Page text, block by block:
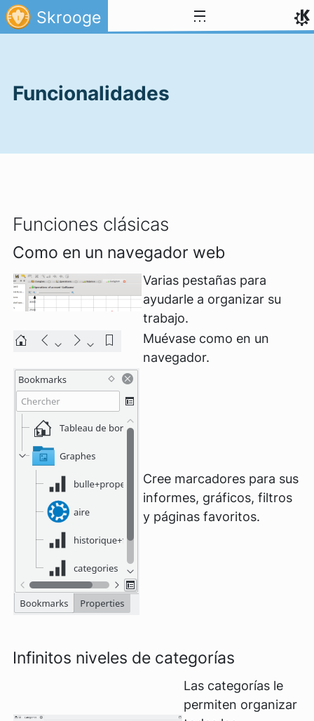
Ir al contenido
Skrooge
Funcionalidades
Funciones clásicas
Como en un navegador web
Varias pestañas para
ayudarle a organizar su
trabajo.
Muévase como en un
navegador.
Cree marcadores para sus
informes, gráficos, filtros
y páginas favoritos.
Infinitos niveles de categorías
Las categorías le
permiten organizar